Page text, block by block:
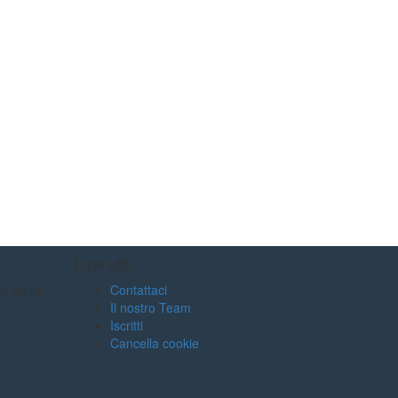
ad un
Contattaci
Il nostro Team
Iscritti
Cancella cookie